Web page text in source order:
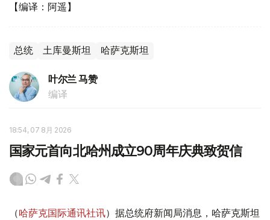
【编译：阿遥】
总统 土库曼斯坦 哈萨克斯坦
叶尔兰 马赞
编译
18:54, 07 8月 2026
国家元首向北哈州成立90周年庆典致贺信
（哈萨克国际通讯社讯）据总统府新闻局消息，哈萨克斯坦